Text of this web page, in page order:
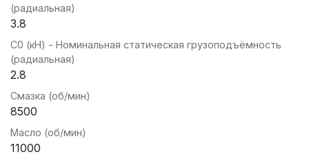
(радиальная)
3.8
C0 (кН) - Номинальная статическая грузоподъёмность
(радиальная)
2.8
Смазка (об/мин)
8500
Масло (об/мин)
11000